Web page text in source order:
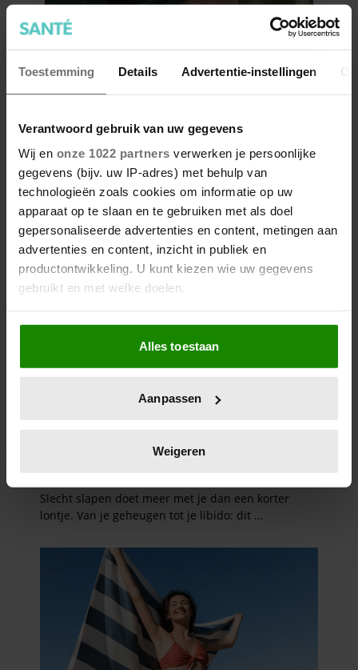
Toestemming Details Advertentie-instellingen
Verantwoord gebruik van uw gegevens
Wij en onze 1022 partners verwerken je persoonlijke
gegevens (bijv. uw IP-adres) met behulp van
technologieën zoals cookies om informatie op uw
apparaat op te slaan en te gebruiken met als doel
gepersonaliseerde advertenties en content, metingen aan
advertenties en content, inzicht in publiek en
productontwikkeling. U kunt kiezen wie uw gegevens
gebruikt en met welke doelen.
Als u het toestaat, willen we ook graag:
Informatie verzamelen over uw geografische
locatie, die tot een paar meter nauwkeurig kan zijn
scannen op specifieke eigenschappen (fingerprinting)
verwerkt en stel uw voorkeuren in het
intrekken in de Cookieverklaring.
We gebruiken cookies om content en advertenties te
en om ons websiteverkeer te analyseren. Ook delen we
informatie over uw gebruik van onze site met onze
partners voor social media, adverteren en analyse. Deze
partners kunnen deze gegevens combineren met andere
informatie die u aan ze heeft verstrekt of die ze hebben
verzameld op basis van uw gebruik van hun services. U
Alles toestaan
Aanpassen
Weigeren
Collageen en de huid, waarom
dit eiwit zo essentieel is